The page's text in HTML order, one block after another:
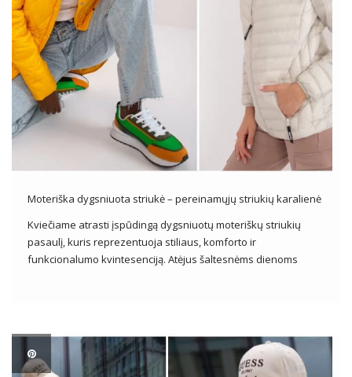
Moteriška dygsniuota striukė – pereinamųjų striukių karalienė
Kviečiame atrasti įspūdingą dygsniuotų moteriškų striukių
pasaulį, kuris reprezentuoja stiliaus, komforto ir
funkcionalumo kvintesenciją. Atėjus šaltesnėms dienoms